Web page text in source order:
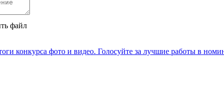
файл
конкурса фото и видео. Голосуйте за лучшие работы в